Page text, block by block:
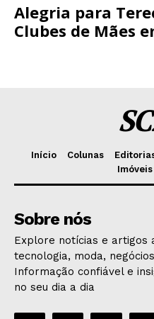
Alegria para
Clubes de Mães
Início Colunas
Imóveis
Sobre nós
Explore notícias e artigos
tecnologia, moda,
Informação confiável e
no seu dia a dia